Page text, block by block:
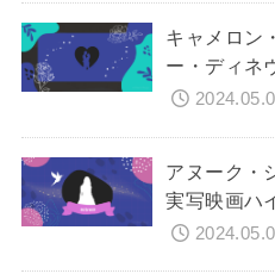
キャメロン
ー・ディネ
アヌーク・
実写映画ハ